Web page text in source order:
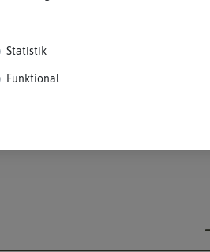
Statistik
Funktional